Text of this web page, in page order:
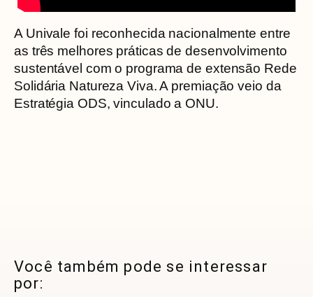
A Univale foi reconhecida nacionalmente entre
as três melhores práticas de desenvolvimento
sustentável com o programa de extensão Rede
Solidária Natureza Viva. A premiação veio da
Estratégia ODS, vinculado a ONU.
Você também pode se interessar
por: